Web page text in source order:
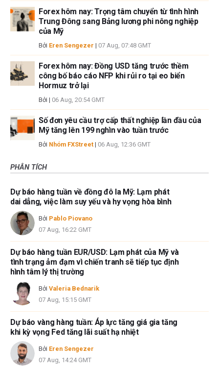
Forex hôm nay: Trọng tâm chuyển từ tình hình
Trung Đông sang Bảng lương phi nông nghiệp
của Mỹ
Bởi Eren Sengezer | 07 Aug, 07:48 GMT
Forex hôm nay: Đồng USD tăng trước thềm
công bố báo cáo NFP khi rủi ro tại eo biển
Hormuz trở lại
Bởi | 06 Aug, 20:54 GMT
Số đơn yêu cầu trợ cấp thất nghiệp lần đầu của
Mỹ tăng lên 199 nghìn vào tuần trước
Bởi Nhóm FXStreet | 06 Aug, 12:36 GMT
PHÂN TÍCH
Dự báo hàng tuần về đồng đô la Mỹ: Lạm phát
dai dẳng, việc làm suy yếu và hy vọng hòa bình
Bởi Pablo Piovano
07 Aug, 16:22 GMT
Dự báo hàng tuần EUR/USD: Lạm phát của Mỹ và
tình trạng ảm đạm vì chiến tranh sẽ tiếp tục định
hình tâm lý thị trường
Bởi Valeria Bednarik
07 Aug, 15:15 GMT
Dự báo vàng hàng tuần: Áp lực tăng giá gia tăng
khi kỳ vọng Fed tăng lãi suất hạ nhiệt
Bởi Eren Sengezer
07 Aug, 14:24 GMT